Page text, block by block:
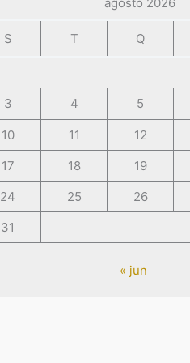
S T Q
3 4 5
10 11 12
17 18 19
24 25 26
31
« jun